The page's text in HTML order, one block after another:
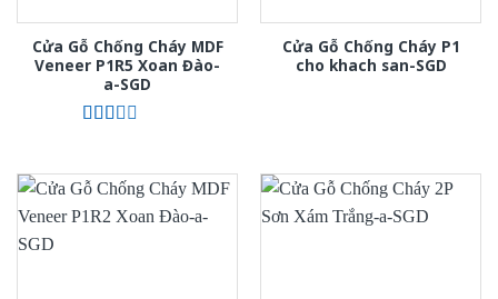
Cửa Gỗ Chống Cháy MDF
Veneer P1R5 Xoan Đào-
a-SGD
hạng
2.00
5
sao
Cửa Gỗ Chống Cháy P1
cho khach san-SGD